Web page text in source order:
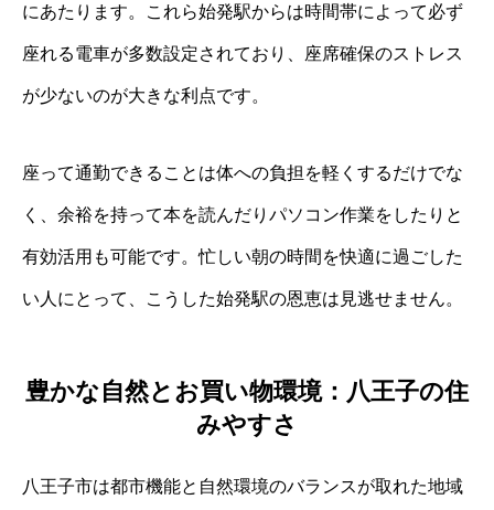
にあたります。これら始発駅からは時間帯によって必ず
座れる電車が多数設定されており、座席確保のストレス
が少ないのが大きな利点です。
座って通勤できることは体への負担を軽くするだけでな
く、余裕を持って本を読んだりパソコン作業をしたりと
有効活用も可能です。忙しい朝の時間を快適に過ごした
い人にとって、こうした始発駅の恩恵は見逃せません。
豊かな自然とお買い物環境：八王子の住
みやすさ
八王子市は都市機能と自然環境のバランスが取れた地域